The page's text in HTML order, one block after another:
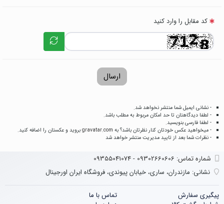
کد مقابل را وارد کنید
ارسال
- نشانی ایمیل شما منتشر نخواهد شد.
- لطفا دیدگاهتان تا حد امکان مربوط به مطلب باشد.
- لطفا فارسی بنویسید.
- میخواهید عکس خودتان کنار نظرتان باشد؟ به gravatar.com بروید و عکستان را اضافه کنید.
- نظرات شما بعد از تایید مدیریت منتشر خواهد شد
شماره تماس‌: 09302660606 - 09355041074
نشانی: مازندران، ساری، خیابان پیوندی، فروشگاه ایران اورجینال
پیگیری سفارش
تماس با ما